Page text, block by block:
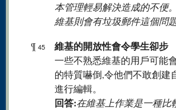
本管理輕易解決造成的不便
維基則會有垃圾郵件這個問題
¶ 45 維基的開放性會令學生卻步
一些不熟悉維基的用戶可能
的特質嚇倒,令他們不敢創建
進行編輯。
回答:在維基上作業是一種比